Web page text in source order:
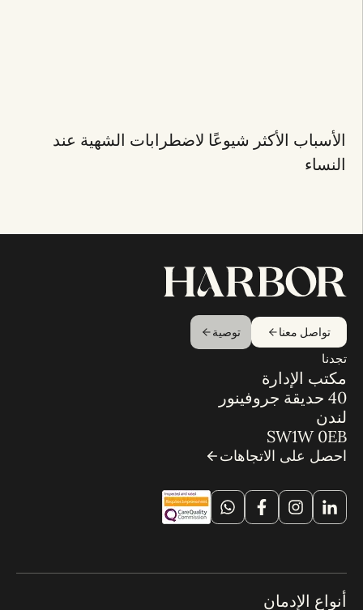
الأسباب الأكثر شيوعًا لاضطرابات الشهية عند
النساء
تواصل معنا توصية
تجدنا
مكتب الإدارة
40 حديقة جروفينور
لندن
SW1W 0EB
احصل على الاتجاهات
أنواع الإدمان